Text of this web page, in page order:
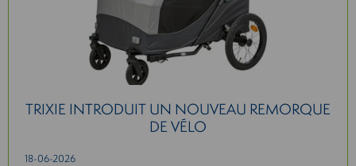
TRIXIE INTRODUIT UN NOUVEAU REMORQUE
DE VÉLO
18-06-2026